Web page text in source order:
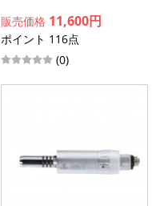
販売価格 11,600円
ポイント 116点
(0)